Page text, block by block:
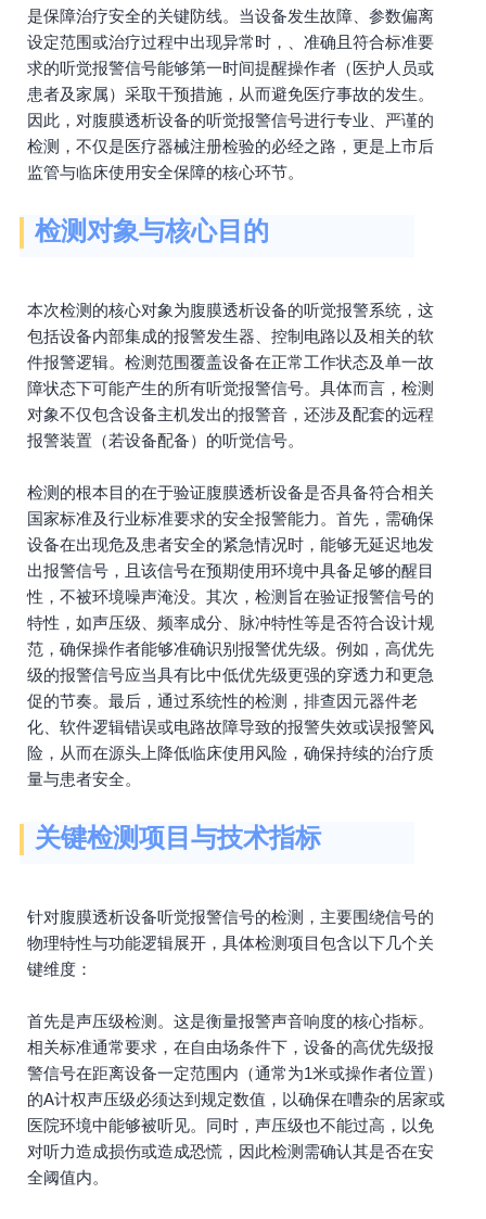
是保障治疗安全的关键防线。当设备发生故障、参数偏离
设定范围或治疗过程中出现异常时，、准确且符合标准要
求的听觉报警信号能够第一时间提醒操作者（医护人员或
患者及家属）采取干预措施，从而避免医疗事故的发生。
因此，对腹膜透析设备的听觉报警信号进行专业、严谨的
检测，不仅是医疗器械注册检验的必经之路，更是上市后
监管与临床使用安全保障的核心环节。
检测对象与核心目的
本次检测的核心对象为腹膜透析设备的听觉报警系统，这
包括设备内部集成的报警发生器、控制电路以及相关的软
件报警逻辑。检测范围覆盖设备在正常工作状态及单一故
障状态下可能产生的所有听觉报警信号。具体而言，检测
对象不仅包含设备主机发出的报警音，还涉及配套的远程
报警装置（若设备配备）的听觉信号。
检测的根本目的在于验证腹膜透析设备是否具备符合相关
国家标准及行业标准要求的安全报警能力。首先，需确保
设备在出现危及患者安全的紧急情况时，能够无延迟地发
出报警信号，且该信号在预期使用环境中具备足够的醒目
性，不被环境噪声淹没。其次，检测旨在验证报警信号的
特性，如声压级、频率成分、脉冲特性等是否符合设计规
范，确保操作者能够准确识别报警优先级。例如，高优先
级的报警信号应当具有比中低优先级更强的穿透力和更急
促的节奏。最后，通过系统性的检测，排查因元器件老
化、软件逻辑错误或电路故障导致的报警失效或误报警风
险，从而在源头上降低临床使用风险，确保持续的治疗质
量与患者安全。
关键检测项目与技术指标
针对腹膜透析设备听觉报警信号的检测，主要围绕信号的
物理特性与功能逻辑展开，具体检测项目包含以下几个关
键维度：
首先是声压级检测。这是衡量报警声音响度的核心指标。
相关标准通常要求，在自由场条件下，设备的高优先级报
警信号在距离设备一定范围内（通常为1米或操作者位置）
的A计权声压级必须达到规定数值，以确保在嘈杂的居家或
医院环境中能够被听见。同时，声压级也不能过高，以免
对听力造成损伤或造成恐慌，因此检测需确认其是否在安
全阈值内。